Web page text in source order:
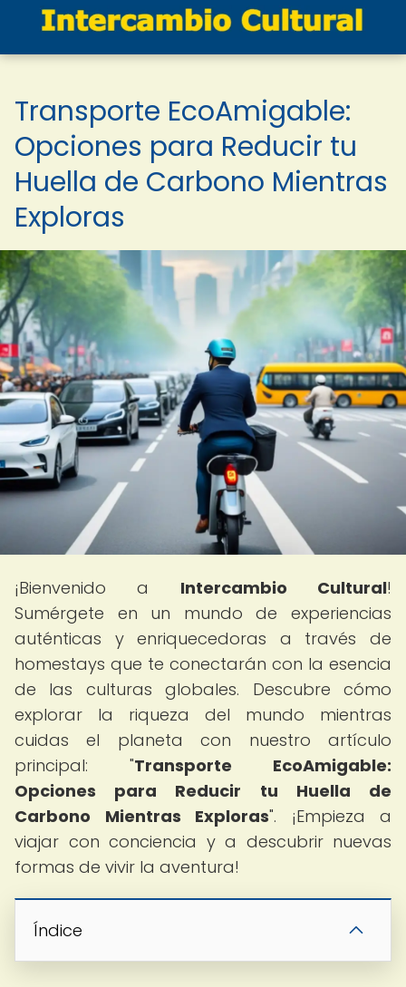
Transporte EcoAmigable:
Opciones para Reducir tu
Huella de Carbono Mientras
Exploras
¡Bienvenido a Intercambio Cultural!
Sumérgete en un mundo de experiencias
auténticas y enriquecedoras a través de
homestays que te conectarán con la esencia
de las culturas globales. Descubre cómo
explorar la riqueza del mundo mientras
cuidas el planeta con nuestro artículo
principal: "Transporte EcoAmigable:
Opciones para Reducir tu Huella de
Carbono Mientras Exploras". ¡Empieza a
viajar con conciencia y a descubrir nuevas
formas de vivir la aventura!
Índice